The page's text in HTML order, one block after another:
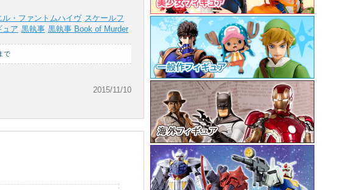
ル・ファントムハイヴ スケールフ
ュア 黒執事 黒執事 Book of Murder
2015/11/10
で